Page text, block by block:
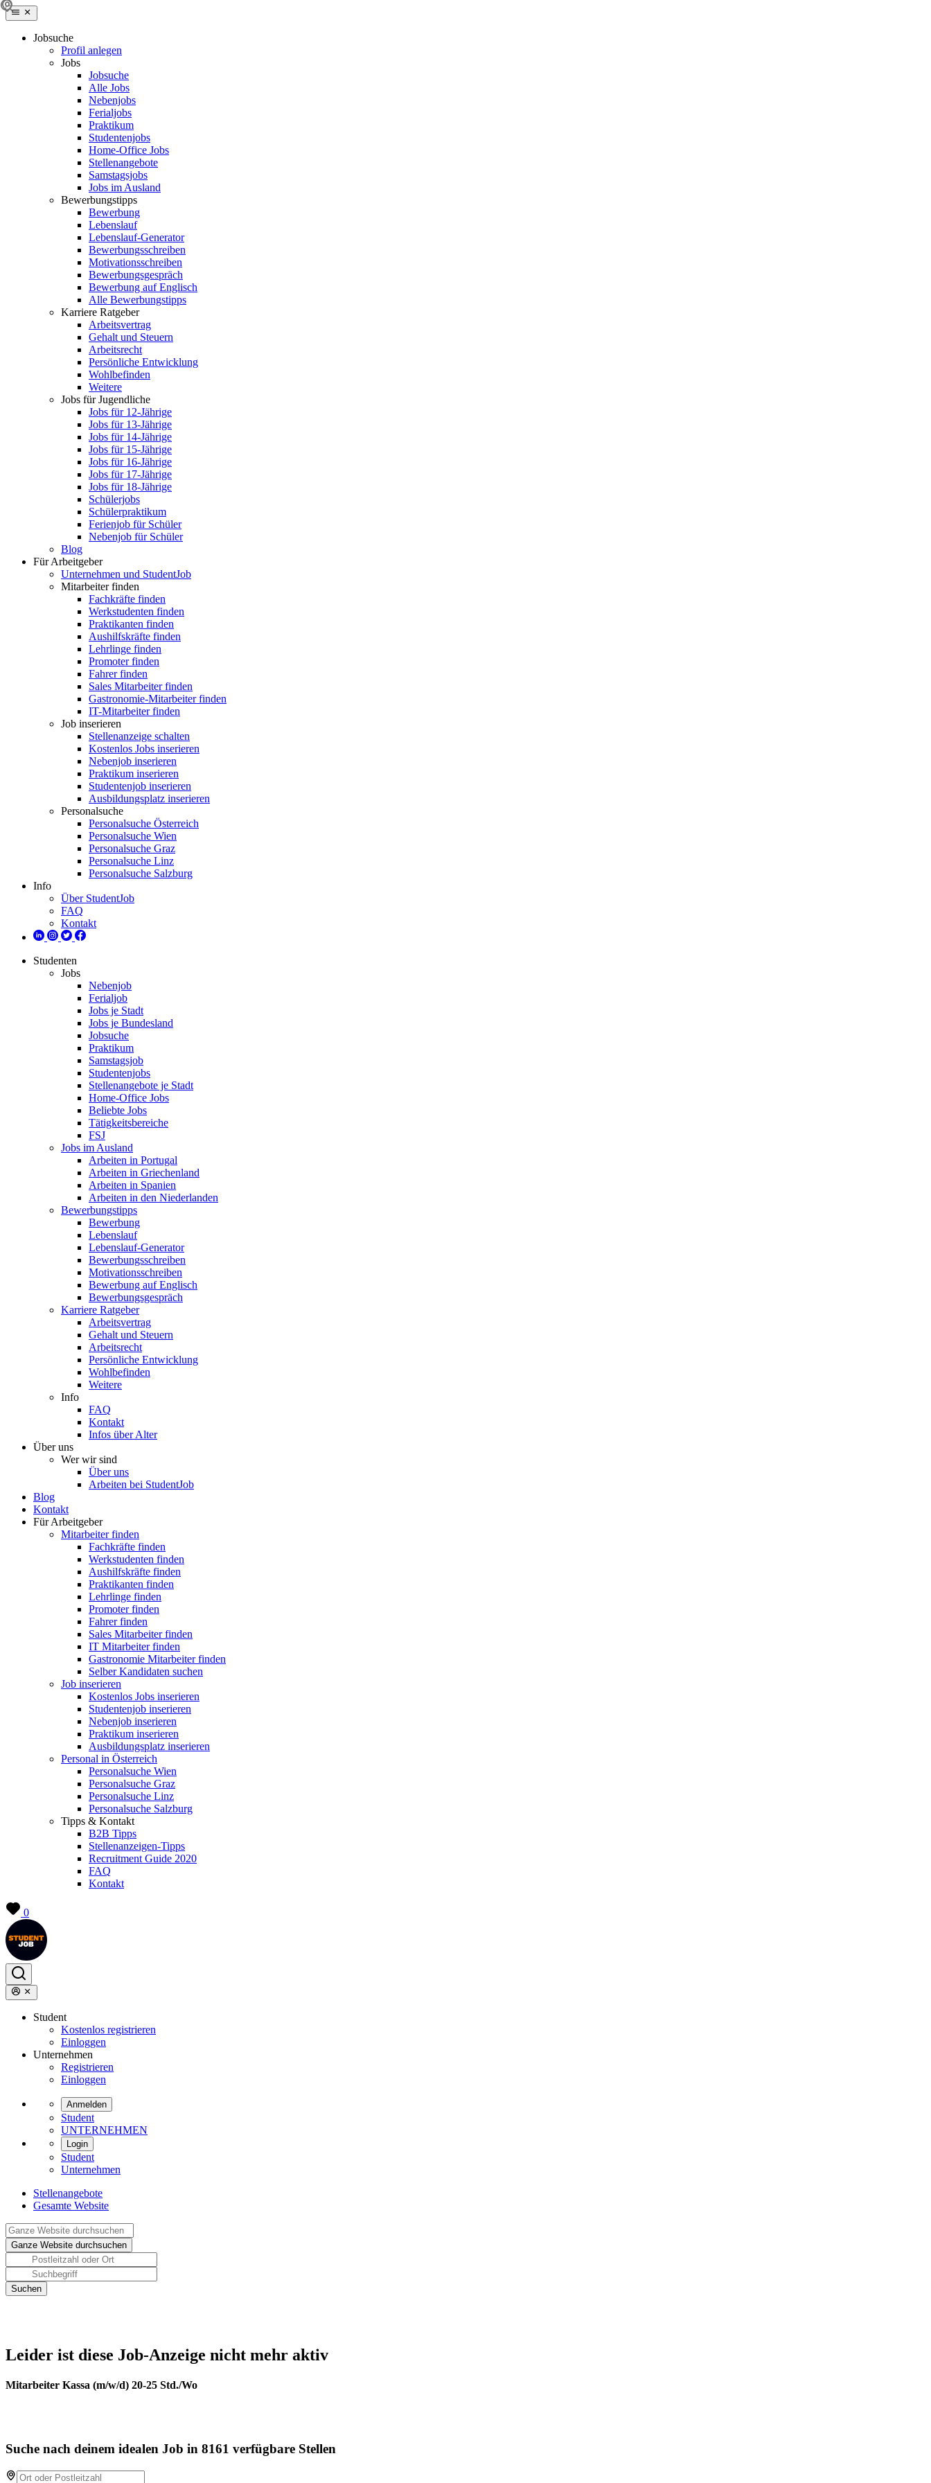
Jobsuche
Profil anlegen
Jobs
Jobsuche
Alle Jobs
Nebenjobs
Ferialjobs
Praktikum
Studentenjobs
Home-Office Jobs
Stellenangebote
Samstagsjobs
Jobs im Ausland
Bewerbungstipps
Bewerbung
Lebenslauf
Lebenslauf-Generator
Bewerbungsschreiben
Motivationsschreiben
Bewerbungsgespräch
Bewerbung auf Englisch
Alle Bewerbungstipps
Karriere Ratgeber
Arbeitsvertrag
Gehalt und Steuern
Arbeitsrecht
Persönliche Entwicklung
Wohlbefinden
Weitere
Jobs für Jugendliche
Jobs für 12-Jährige
Jobs für 13-Jährige
Jobs für 14-Jährige
Jobs für 15-Jährige
Jobs für 16-Jährige
Jobs für 17-Jährige
Jobs für 18-Jährige
Schülerjobs
Schülerpraktikum
Ferienjob für Schüler
Nebenjob für Schüler
Blog
Für Arbeitgeber
Unternehmen und StudentJob
Mitarbeiter finden
Fachkräfte finden
Werkstudenten finden
Praktikanten finden
Aushilfskräfte finden
Lehrlinge finden
Promoter finden
Fahrer finden
Sales Mitarbeiter finden
Gastronomie-Mitarbeiter finden
IT-Mitarbeiter finden
Job inserieren
Stellenanzeige schalten
Kostenlos Jobs inserieren
Nebenjob inserieren
Praktikum inserieren
Studentenjob inserieren
Ausbildungsplatz inserieren
Personalsuche
Personalsuche Österreich
Personalsuche Wien
Personalsuche Graz
Personalsuche Linz
Personalsuche Salzburg
Info
Über StudentJob
FAQ
Kontakt
Studenten
Jobs
Nebenjob
Ferialjob
Jobs je Stadt
Jobs je Bundesland
Jobsuche
Praktikum
Samstagsjob
Studentenjobs
Stellenangebote je Stadt
Home-Office Jobs
Beliebte Jobs
Tätigkeitsbereiche
FSJ
Jobs im Ausland
Arbeiten in Portugal
Arbeiten in Griechenland
Arbeiten in Spanien
Arbeiten in den Niederlanden
Bewerbungstipps
Bewerbung
Lebenslauf
Lebenslauf-Generator
Bewerbungsschreiben
Motivationsschreiben
Bewerbung auf Englisch
Bewerbungsgespräch
Karriere Ratgeber
Arbeitsvertrag
Gehalt und Steuern
Arbeitsrecht
Persönliche Entwicklung
Wohlbefinden
Weitere
Info
FAQ
Kontakt
Infos über Alter
Über uns
Wer wir sind
Über uns
Arbeiten bei StudentJob
Blog
Kontakt
Für Arbeitgeber
Mitarbeiter finden
Fachkräfte finden
Werkstudenten finden
Aushilfskräfte finden
Praktikanten finden
Lehrlinge finden
Promoter finden
Fahrer finden
Sales Mitarbeiter finden
IT Mitarbeiter finden
Gastronomie Mitarbeiter finden
Selber Kandidaten suchen
Job inserieren
Kostenlos Jobs inserieren
Studentenjob inserieren
Nebenjob inserieren
Praktikum inserieren
Ausbildungsplatz inserieren
Personal in Österreich
Personalsuche Wien
Personalsuche Graz
Personalsuche Linz
Personalsuche Salzburg
Tipps & Kontakt
B2B Tipps
Stellenanzeigen-Tipps
Recruitment Guide 2020
FAQ
Kontakt
0
Student
Kostenlos registrieren
Einloggen
Unternehmen
Registrieren
Einloggen
Anmelden
Student
UNTERNEHMEN
Login
Student
Unternehmen
Stellenangebote
Gesamte Website
Leider ist diese Job-Anzeige nicht mehr aktiv
Mitarbeiter Kassa (m/w/d) 20-25 Std./Wo
Suche nach deinem idealen Job in 8161 verfügbare Stellen